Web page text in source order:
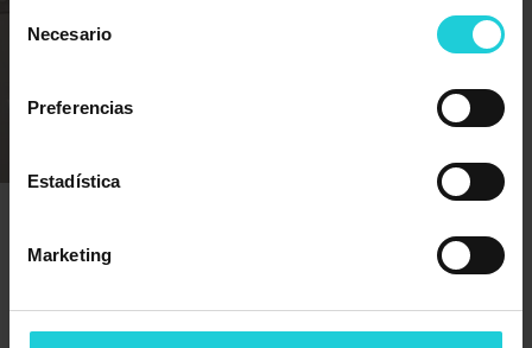
Necesario
Preferencias
Estadística
Marketing